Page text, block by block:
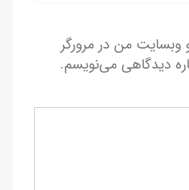
وبسایت من در مرورگر
دیدگاهی می‌نویسم.